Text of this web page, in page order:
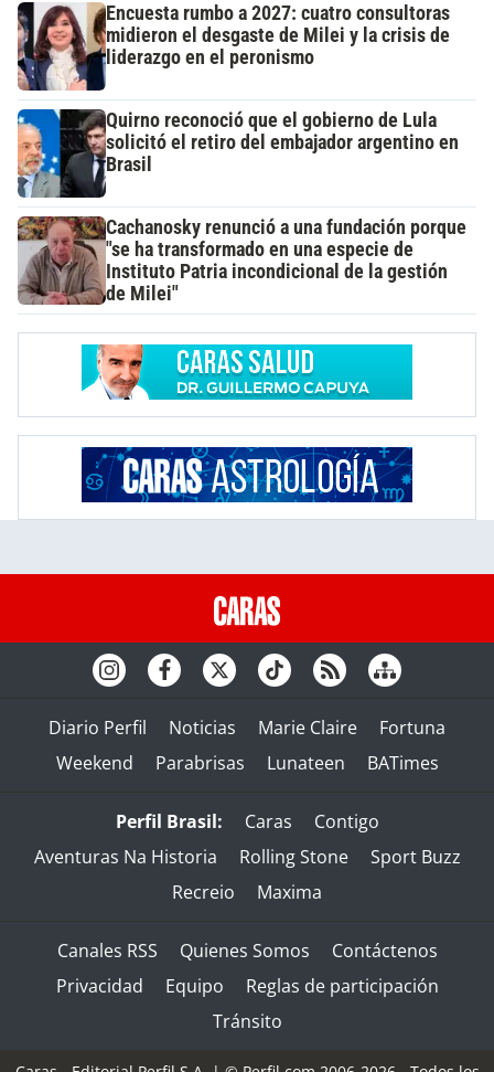
Encuesta rumbo a 2027: cuatro consultoras
midieron el desgaste de Milei y la crisis de
liderazgo en el peronismo
Quirno reconoció que el gobierno de Lula
solicitó el retiro del embajador argentino en
Brasil
Cachanosky renunció a una fundación porque
"se ha transformado en una especie de
Instituto Patria incondicional de la gestión
de Milei"
Diario Perfil Noticias Marie Claire
Fortuna
Weekend
Parabrisas Lunateen BATimes
Perfil Brasil: Caras
Contigo
Aventuras Na Historia
Rolling Stone
Sport Buzz
Recreio
Maxima
Canales RSS Quienes Somos
Contáctenos
Privacidad
Equipo
Reglas de participación
Tránsito